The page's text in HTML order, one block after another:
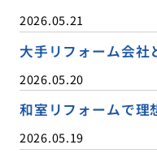
2026.05.21
大手リフォーム会社
2026.05.20
和室リフォームで理
2026.05.19